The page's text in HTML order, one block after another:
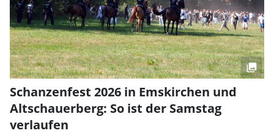
Schanzenfest 2026 in Emskirchen und
Altschauerberg: So ist der Samstag
verlaufen